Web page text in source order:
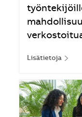
Lisätietoja